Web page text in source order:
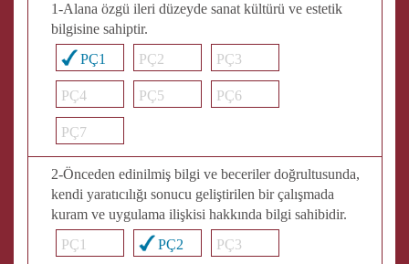
1-Alana özgü ileri düzeyde sanat kültürü ve estetik
bilgisine sahiptir.
PÇ1
PÇ2 PÇ3
PÇ4 PÇ5 PÇ6
PÇ7
2-Önceden edinilmiş bilgi ve beceriler doğrultusunda,
kendi yaratıcılığı sonucu geliştirilen bir çalışmada
kuram ve uygulama ilişkisi hakkında bilgi sahibidir.
PÇ1
PÇ2 PÇ3